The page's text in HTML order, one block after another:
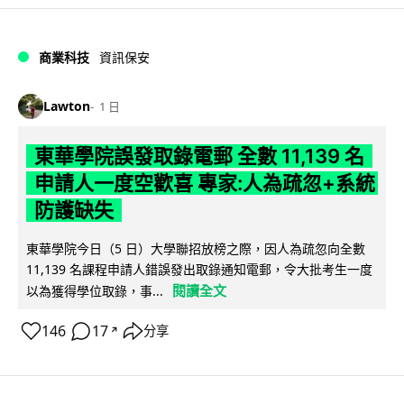
商業科技 資訊保安
Lawton 1 日
東華學院誤發取錄電郵 全數 11,139 名
申請人一度空歡喜 專家:人為疏忽+系統
防護缺失
東華學院今日（5 日）大學聯招放榜之際，因人為疏忽向全數
11,139 名課程申請人錯誤發出取錄通知電郵，令大批考生一度
以為獲得學位取錄，事...
閱讀全文
146 17 ↗ 分享